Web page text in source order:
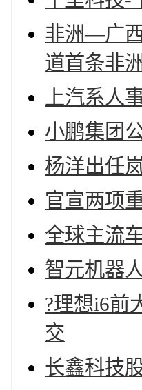
非洲—广
道首条非洲
上汽系人
小鹏集团
杨洋出任
官宣两项
全球主流
智元机器
?理想i6前
交
长鑫科技